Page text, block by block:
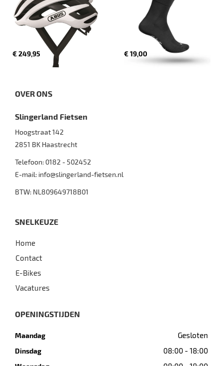
€ 249,95 € 19,00
OVER ONS
Slingerland Fietsen
Hoogstraat 142
2851 BK Haastrecht
Telefoon: 0182 - 502452
E-mail: info@slingerland-fietsen.nl
BTW: NL809649718B01
SNELKEUZE
Home
Contact
E-Bikes
Vacatures
OPENINGSTIJDEN
Maandag Gesloten
Dinsdag 08:00 - 18:00